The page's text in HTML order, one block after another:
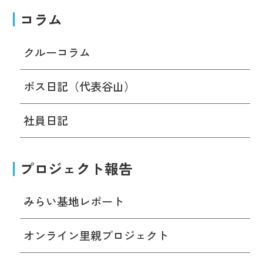
コラム
クルーコラム
ボス日記（代表谷山）
社員日記
プロジェクト報告
みらい基地レポート
オンライン里親プロジェクト